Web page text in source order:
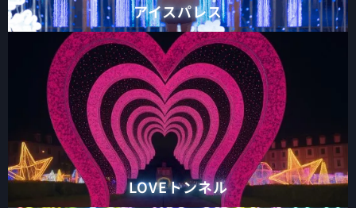
アイスパレス
LOVEトンネル